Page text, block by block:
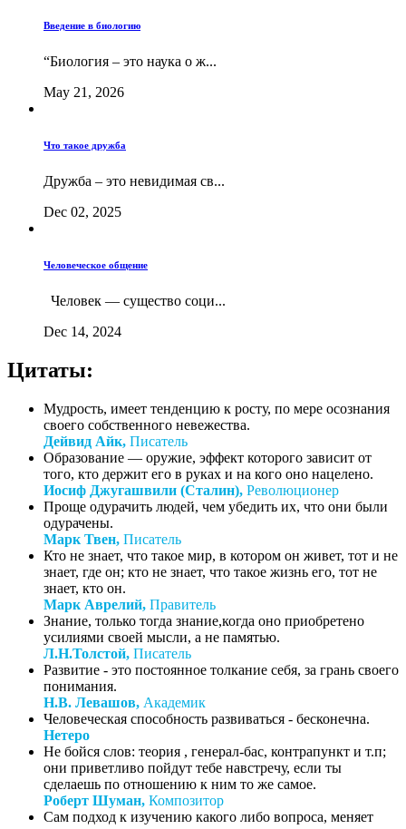
Введение в биологию
“Биология – это наука о ж...
May 21, 2026
Что такое дружба
Дружба – это невидимая св...
Dec 02, 2025
Человеческое общение
Человек — существо соци...
Dec 14, 2024
Цитаты:
Мудрость, имеет тенденцию к росту, по мере осознания
своего собственного невежества.
Дейвид Айк, Писатель
Образование — оружие, эффект которого зависит от
того, кто держит его в руках и на кого оно нацелено.
Иосиф Джугашвили (Сталин), Революционер
Проще одурачить людей, чем убедить их, что они были
одурачены.
Марк Твен, Писатель
Кто не знает, что такое мир, в котором он живет, тот и не
знает, где он; кто не знает, что такое жизнь его, тот не
знает, кто он.
Марк Аврелий, Правитель
Знание, только тогда знание,когда оно приобретено
усилиями своей мысли, а не памятью.
Л.Н.Толстой, Писатель
Развитие - это постоянное толкание себя, за грань своего
понимания.
Н.В. Левашов, Академик
Человеческая способность развиваться - бесконечна.
Нетеро
Не бойся слов: теория , генерал-бас, контрапункт и т.п;
они приветливо пойдут тебе навстречу, если ты
сделаешь по отношению к ним то же самое.
Роберт Шуман, Композитор
Сам подход к изучению какого либо вопроса, меняет